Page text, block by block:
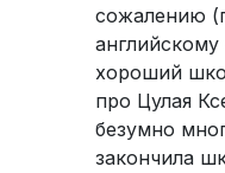
сожалению
хороший
про Цулая
безумно
закончила